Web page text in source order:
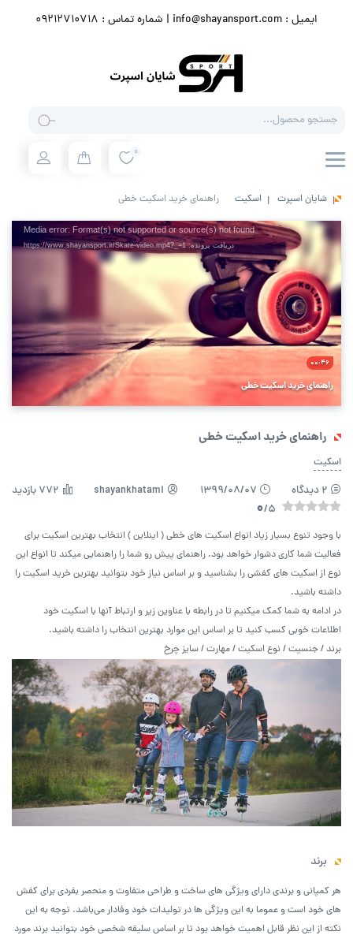
ایمیل : info@shayansport.com | شماره تماس : 09212710718
search
0
شایان اسپرت اسکیت راهنمای خرید اسکیت خطی
نمایشگر
ویدیو
Media error: Format(s) not supported or source(s) not found
دریافت پرونده: https://www.shayansport.ir/Skate-video.mp4?_=1
راهنمای خرید اسکیت خطی
00:46
راهنمای خرید اسکیت خطی
اسکیت
2 دیدگاه ۱۳۹۹/۰۸/۰۷ shayankhatami 772 بازدید
0/5
با وجود تنوع بسیار زیاد انواع اسکیت های خطی ( اینلاین ) انتخاب بهترین اسکیت برای
فعالیت شما کاری دشوار خواهد بود. راهنمای پیش رو شما را راهنمایی میکند تا انواع این
نوع از اسکیت های کفشی را بشناسید و بر اساس نیاز خود بتوانید بهترین خرید اسکیت را
داشته باشید.
در ادامه به شما کمک میکنیم تا در رابطه با عناوین زیر و ارتباط آنها با اسکیت خود
اطلاعات خوبی کسب کنید تا بر اساس این موارد بهترین انتخاب را داشته باشید.
برند / جنسیت / نوع اسکیت / مهارت / سایز چرخ
برند
هر کمپانی و برندی دارای ویژگی های ساخت و طراحی متفاوت و منحصر بفردی برای کفش
های خود است و عموما به این ویژگی ها در تولیدات خود وفادار می‌باشد. توجه به این
نکته از این نظر قابل اهمیت خواهد بود تا بر اساس سلیقه شخصی خود بتوانید برند مورد